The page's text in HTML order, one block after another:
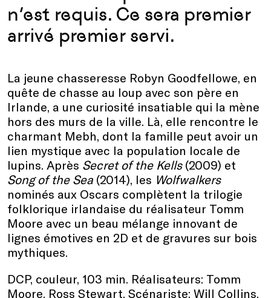
n’est requis. Ce sera premier
arrivé premier servi.
La jeune chasseresse Robyn Goodfellowe, en
quête de chasse au loup avec son père en
Irlande, a une curiosité insatiable qui la mène
hors des murs de la ville. Là, elle rencontre le
charmant Mebh, dont la famille peut avoir un
lien mystique avec la population locale de
lupins. Après Secret of the Kells(2009) et
Song of the Sea (2014), les Wolfwalkers
nominés aux Oscars complètent la trilogie
folklorique irlandaise du réalisateur Tomm
Moore avec un beau mélange innovant de
lignes émotives en 2D et de gravures sur bois
mythiques.
DCP, couleur, 103 min. Réalisateurs: Tomm
Moore, Ross Stewart. Scénariste: Will Collins.